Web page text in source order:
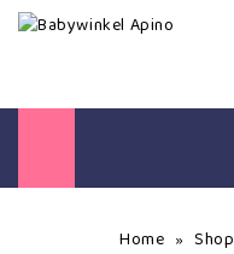
Home » Shop